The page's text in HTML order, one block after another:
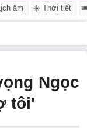
âm ☀️ Thời tiết
Ngọc
tôi'